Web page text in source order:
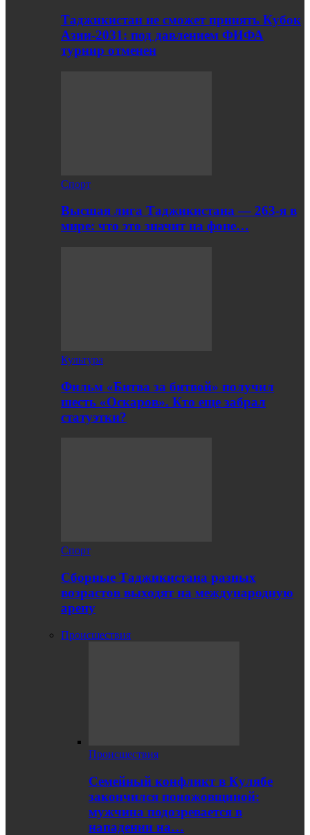
Таджикистан не сможет принять Кубок
Азии-2031: под давлением ФИФА
турнир отменен
Спорт
Высшая лига Таджикистана — 263-я в
мире: что это значит на фоне…
Культура
Фильм «Битва за битвой» получил
шесть «Оскаров». Кто еще забрал
статуэтки?
Спорт
Сборные Таджикистана разных
возрастов выходят на международную
арену
Происшествия
Происшествия
Семейный конфликт в Кулябе
закончился поножовщиной:
мужчина подозревается в
нападении на…